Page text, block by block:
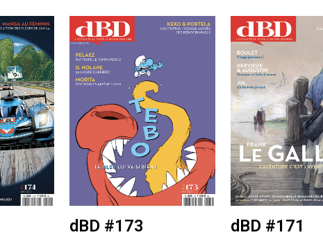
dBD #173 dBD #171